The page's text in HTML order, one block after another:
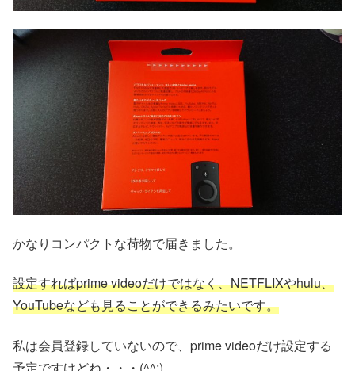
かなりコンパクトな荷物で届きました。
設定すればprime videoだけではなく、NETFLIXやhulu、
YouTubeなども見ることができるみたいです。
私は会員登録していないので、prime videoだけ設定する
予定ですけどね・・・(^^;)